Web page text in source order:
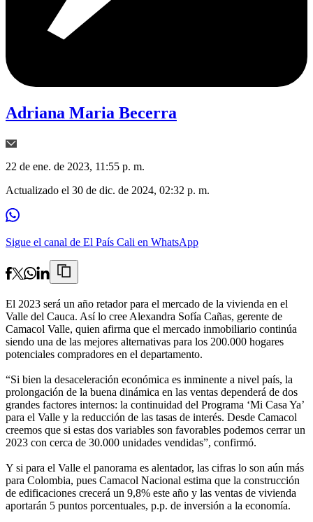
Adriana Maria Becerra
22 de ene. de 2023, 11:55 p. m.
Actualizado el 30 de dic. de 2024, 02:32 p. m.
Sigue el canal de El País Cali en WhatsApp
El 2023 será un año retador para el mercado de la vivienda en el
Valle del Cauca. Así lo cree Alexandra Sofía Cañas, gerente de
Camacol Valle, quien afirma que el mercado inmobiliario continúa
siendo una de las mejores alternativas para los 200.000 hogares
potenciales compradores en el departamento.
“Si bien la desaceleración económica es inminente a nivel país, la
prolongación de la buena dinámica en las ventas dependerá de dos
grandes factores internos: la continuidad del Programa ‘Mi Casa Ya’
para el Valle y la reducción de las tasas de interés. Desde Camacol
creemos que si estas dos variables son favorables podemos cerrar un
2023 con cerca de 30.000 unidades vendidas”, confirmó.
Y si para el Valle el panorama es alentador, las cifras lo son aún más
para Colombia, pues Camacol Nacional estima que la construcción
de edificaciones crecerá un 9,8% este año y las ventas de vivienda
aportarán 5 puntos porcentuales, p.p. de inversión a la economía.